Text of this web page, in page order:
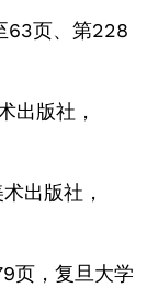
页、第228
版社，
出版社，
页，复旦大学